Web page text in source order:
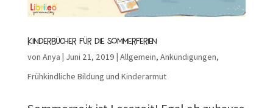
Kinderbücher für die Sommerferien
von Anya | Juni 21, 2019 | Allgemein, Ankündigungen,
Frühkindliche Bildung und Kinderarmut